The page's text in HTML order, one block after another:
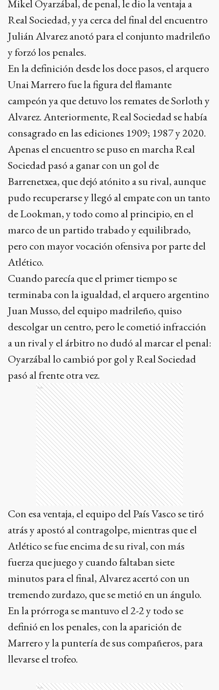
Mikel Oyarzábal, de penal, le dio la ventaja a
Real Sociedad, y ya cerca del final del encuentro
Julián Alvarez anotó para el conjunto madrileño
y forzó los penales.
En la definición desde los doce pasos, el arquero
Unai Marrero fue la figura del flamante
campeón ya que detuvo los remates de Sorloth y
Alvarez. Anteriormente, Real Sociedad se había
consagrado en las ediciones 1909; 1987 y 2020.
Apenas el encuentro se puso en marcha Real
Sociedad pasó a ganar con un gol de
Barrenetxea, que dejó atónito a su rival, aunque
pudo recuperarse y llegó al empate con un tanto
de Lookman, y todo como al principio, en el
marco de un partido trabado y equilibrado,
pero con mayor vocación ofensiva por parte del
Atlético.
Cuando parecía que el primer tiempo se
terminaba con la igualdad, el arquero argentino
Juan Musso, del equipo madrileño, quiso
descolgar un centro, pero le cometió infracción
a un rival y el árbitro no dudó al marcar el penal:
Oyarzábal lo cambió por gol y Real Sociedad
pasó al frente otra vez.
Ads
Con esa ventaja, el equipo del País Vasco se tiró
atrás y apostó al contragolpe, mientras que el
Atlético se fue encima de su rival, con más
fuerza que juego y cuando faltaban siete
minutos para el final, Alvarez acertó con un
tremendo zurdazo, que se metió en un ángulo.
En la prórroga se mantuvo el 2-2 y todo se
definió en los penales, con la aparición de
Marrero y la puntería de sus compañeros, para
llevarse el trofeo.
Ads